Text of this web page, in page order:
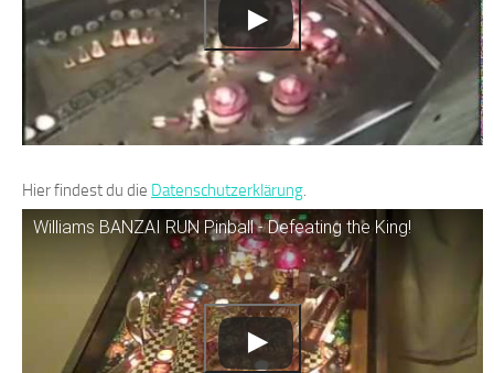
Hier findest du die Datenschutzerklärung.
Williams BANZAI RUN Pinball - Defeating the King!